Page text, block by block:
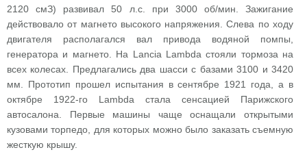
2120 смЗ) развивал 50 л.с. при 3000 об/мин. Зажигание
действовало от магнето высокого напряжения. Слева по ходу
двигателя располагался вал привода водяной помпы,
генератора и магнето. На Lancia Lambda стояли тормоза на
всех колесах. Предлагались два шасси с базами 3100 и 3420
мм. Прототип прошел испытания в сентябре 1921 года, а в
октябре 1922-го Lambda стала сенсацией Парижского
автосалона. Первые машины чаще оснащали открытыми
кузовами торпедо, для которых можно было заказать съемную
жесткую крышу.